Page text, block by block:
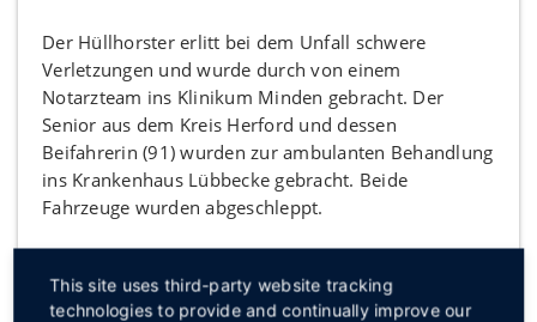
Der Hüllhorster erlitt bei dem Unfall schwere
Verletzungen und wurde durch von einem
Notarzteam ins Klinikum Minden gebracht. Der
Senior aus dem Kreis Herford und dessen
Beifahrerin (91) wurden zur ambulanten Behandlung
ins Krankenhaus Lübbecke gebracht. Beide
Fahrzeuge wurden abgeschleppt.
Interessant? Dann teilen!
This site uses third-party website tracking
technologies to provide and continually improve our